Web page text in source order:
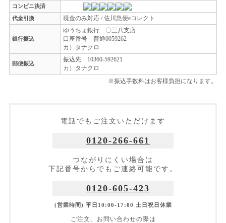
コンビニ決済
代金引換
現金のみ対応 / 佐川急便eコレクト
銀行振込
ゆうちょ銀行 〇三八支店
口座番号 普通0059262
カ）タナクロ
郵便振込
振込先 10360-592621
カ）タナクロ
※振込手数料はお客様負担になります。
電話でもご注文いただけます
0120-266-661
つながりにくい場合は
下記番号からでもご連絡可能です。
0120-605-423
(営業時間) 平日10:00-17:00 土日祝日休業
ご注文、お問い合わせの際は